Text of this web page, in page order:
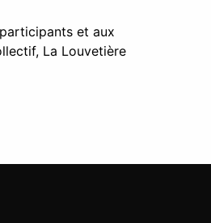
et aux
La Louvetière